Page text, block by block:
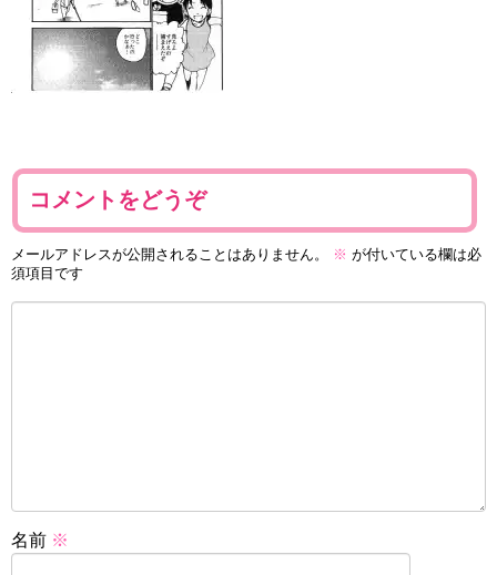
コメントをどうぞ
メールアドレスが公開されることはありません。 ※ が付いている欄は必
須項目です
名前 ※